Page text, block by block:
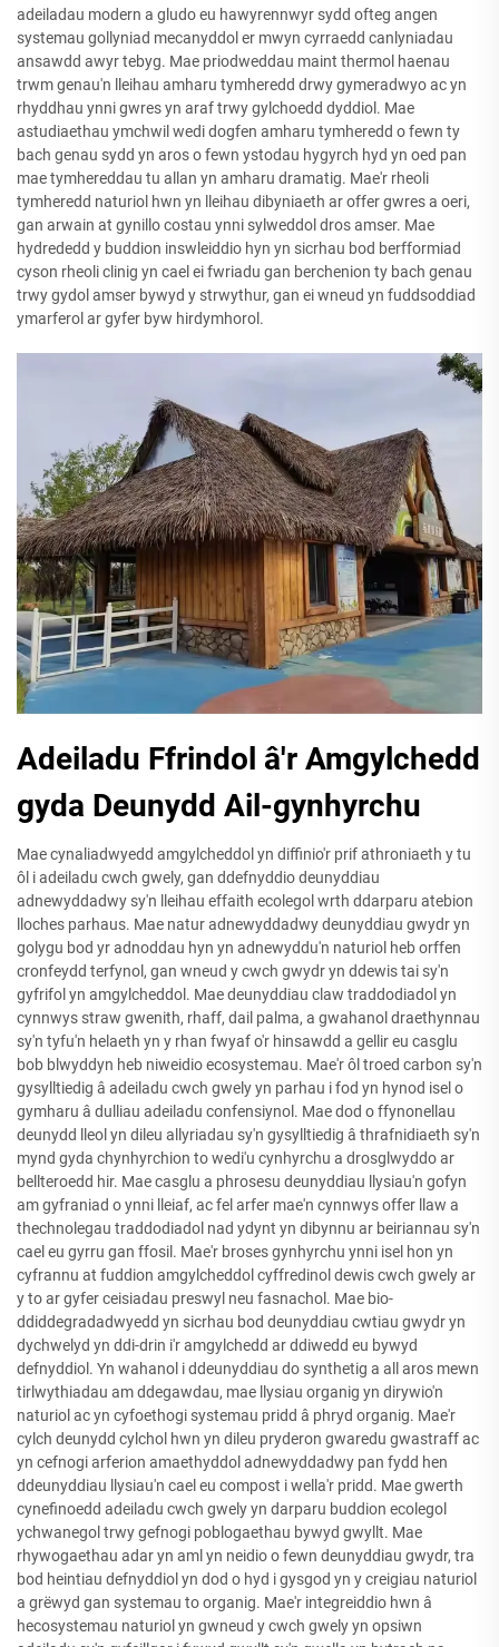
adeiladau modern a gludo eu hawyrennwyr sydd ofteg angen
systemau gollyniad mecanyddol er mwyn cyrraedd canlyniadau
ansawdd awyr tebyg. Mae priodweddau maint thermol haenau
trwm genau'n lleihau amharu tymheredd drwy gymeradwyo ac yn
rhyddhau ynni gwres yn araf trwy gylchoedd dyddiol. Mae
astudiaethau ymchwil wedi dogfen amharu tymheredd o fewn ty
bach genau sydd yn aros o fewn ystodau hygyrch hyd yn oed pan
mae tymhereddau tu allan yn amharu dramatig. Mae'r rheoli
tymheredd naturiol hwn yn lleihau dibyniaeth ar offer gwres a oeri,
gan arwain at gynillo costau ynni sylweddol dros amser. Mae
hydrededd y buddion inswleiddio hyn yn sicrhau bod berfformiad
cyson rheoli clinig yn cael ei fwriadu gan berchenion ty bach genau
trwy gydol amser bywyd y strwythur, gan ei wneud yn fuddsoddiad
ymarferol ar gyfer byw hirdymhorol.
Adeiladu Ffrindol â'r Amgylchedd
gyda Deunydd Ail-gynhyrchu
Mae cynaliadwyedd amgylcheddol yn diffinio'r prif athroniaeth y tu
ôl i adeiladu cwch gwely, gan ddefnyddio deunyddiau
adnewyddadwy sy'n lleihau effaith ecolegol wrth ddarparu atebion
lloches parhaus. Mae natur adnewyddadwy deunyddiau gwydr yn
golygu bod yr adnoddau hyn yn adnewyddu'n naturiol heb orffen
cronfeydd terfynol, gan wneud y cwch gwydr yn ddewis tai sy'n
gyfrifol yn amgylcheddol. Mae deunyddiau claw traddodiadol yn
cynnwys straw gwenith, rhaff, dail palma, a gwahanol draethynnau
sy'n tyfu'n helaeth yn y rhan fwyaf o'r hinsawdd a gellir eu casglu
bob blwyddyn heb niweidio ecosystemau. Mae'r ôl troed carbon sy'n
gysylltiedig â adeiladu cwch gwely yn parhau i fod yn hynod isel o
gymharu â dulliau adeiladu confensiynol. Mae dod o ffynonellau
deunydd lleol yn dileu allyriadau sy'n gysylltiedig â thrafnidiaeth sy'n
mynd gyda chynhyrchion to wedi'u cynhyrchu a drosglwyddo ar
bellteroedd hir. Mae casglu a phrosesu deunyddiau llysiau'n gofyn
am gyfraniad o ynni lleiaf, ac fel arfer mae'n cynnwys offer llaw a
thechnolegau traddodiadol nad ydynt yn dibynnu ar beiriannau sy'n
cael eu gyrru gan ffosil. Mae'r broses gynhyrchu ynni isel hon yn
cyfrannu at fuddion amgylcheddol cyffredinol dewis cwch gwely ar
y to ar gyfer ceisiadau preswyl neu fasnachol. Mae bio-
ddiddegradadwyedd yn sicrhau bod deunyddiau cwtiau gwydr yn
dychwelyd yn ddi-drin i'r amgylchedd ar ddiwedd eu bywyd
defnyddiol. Yn wahanol i ddeunyddiau do synthetig a all aros mewn
tirlwythiadau am ddegawdau, mae llysiau organig yn dirywio'n
naturiol ac yn cyfoethogi systemau pridd â phryd organig. Mae'r
cylch deunydd cylchol hwn yn dileu pryderon gwaredu gwastraff ac
yn cefnogi arferion amaethyddol adnewyddadwy pan fydd hen
ddeunyddiau llysiau'n cael eu compost i wella'r pridd. Mae gwerth
cynefinoedd adeiladu cwch gwely yn darparu buddion ecolegol
ychwanegol trwy gefnogi poblogaethau bywyd gwyllt. Mae
rhywogaethau adar yn aml yn neidio o fewn deunyddiau gwydr, tra
bod heintiau defnyddiol yn dod o hyd i gysgod yn y creigiau naturiol
a grëwyd gan systemau to organig. Mae'r integreiddio hwn â
hecosystemau naturiol yn gwneud y cwch gwely yn opsiwn